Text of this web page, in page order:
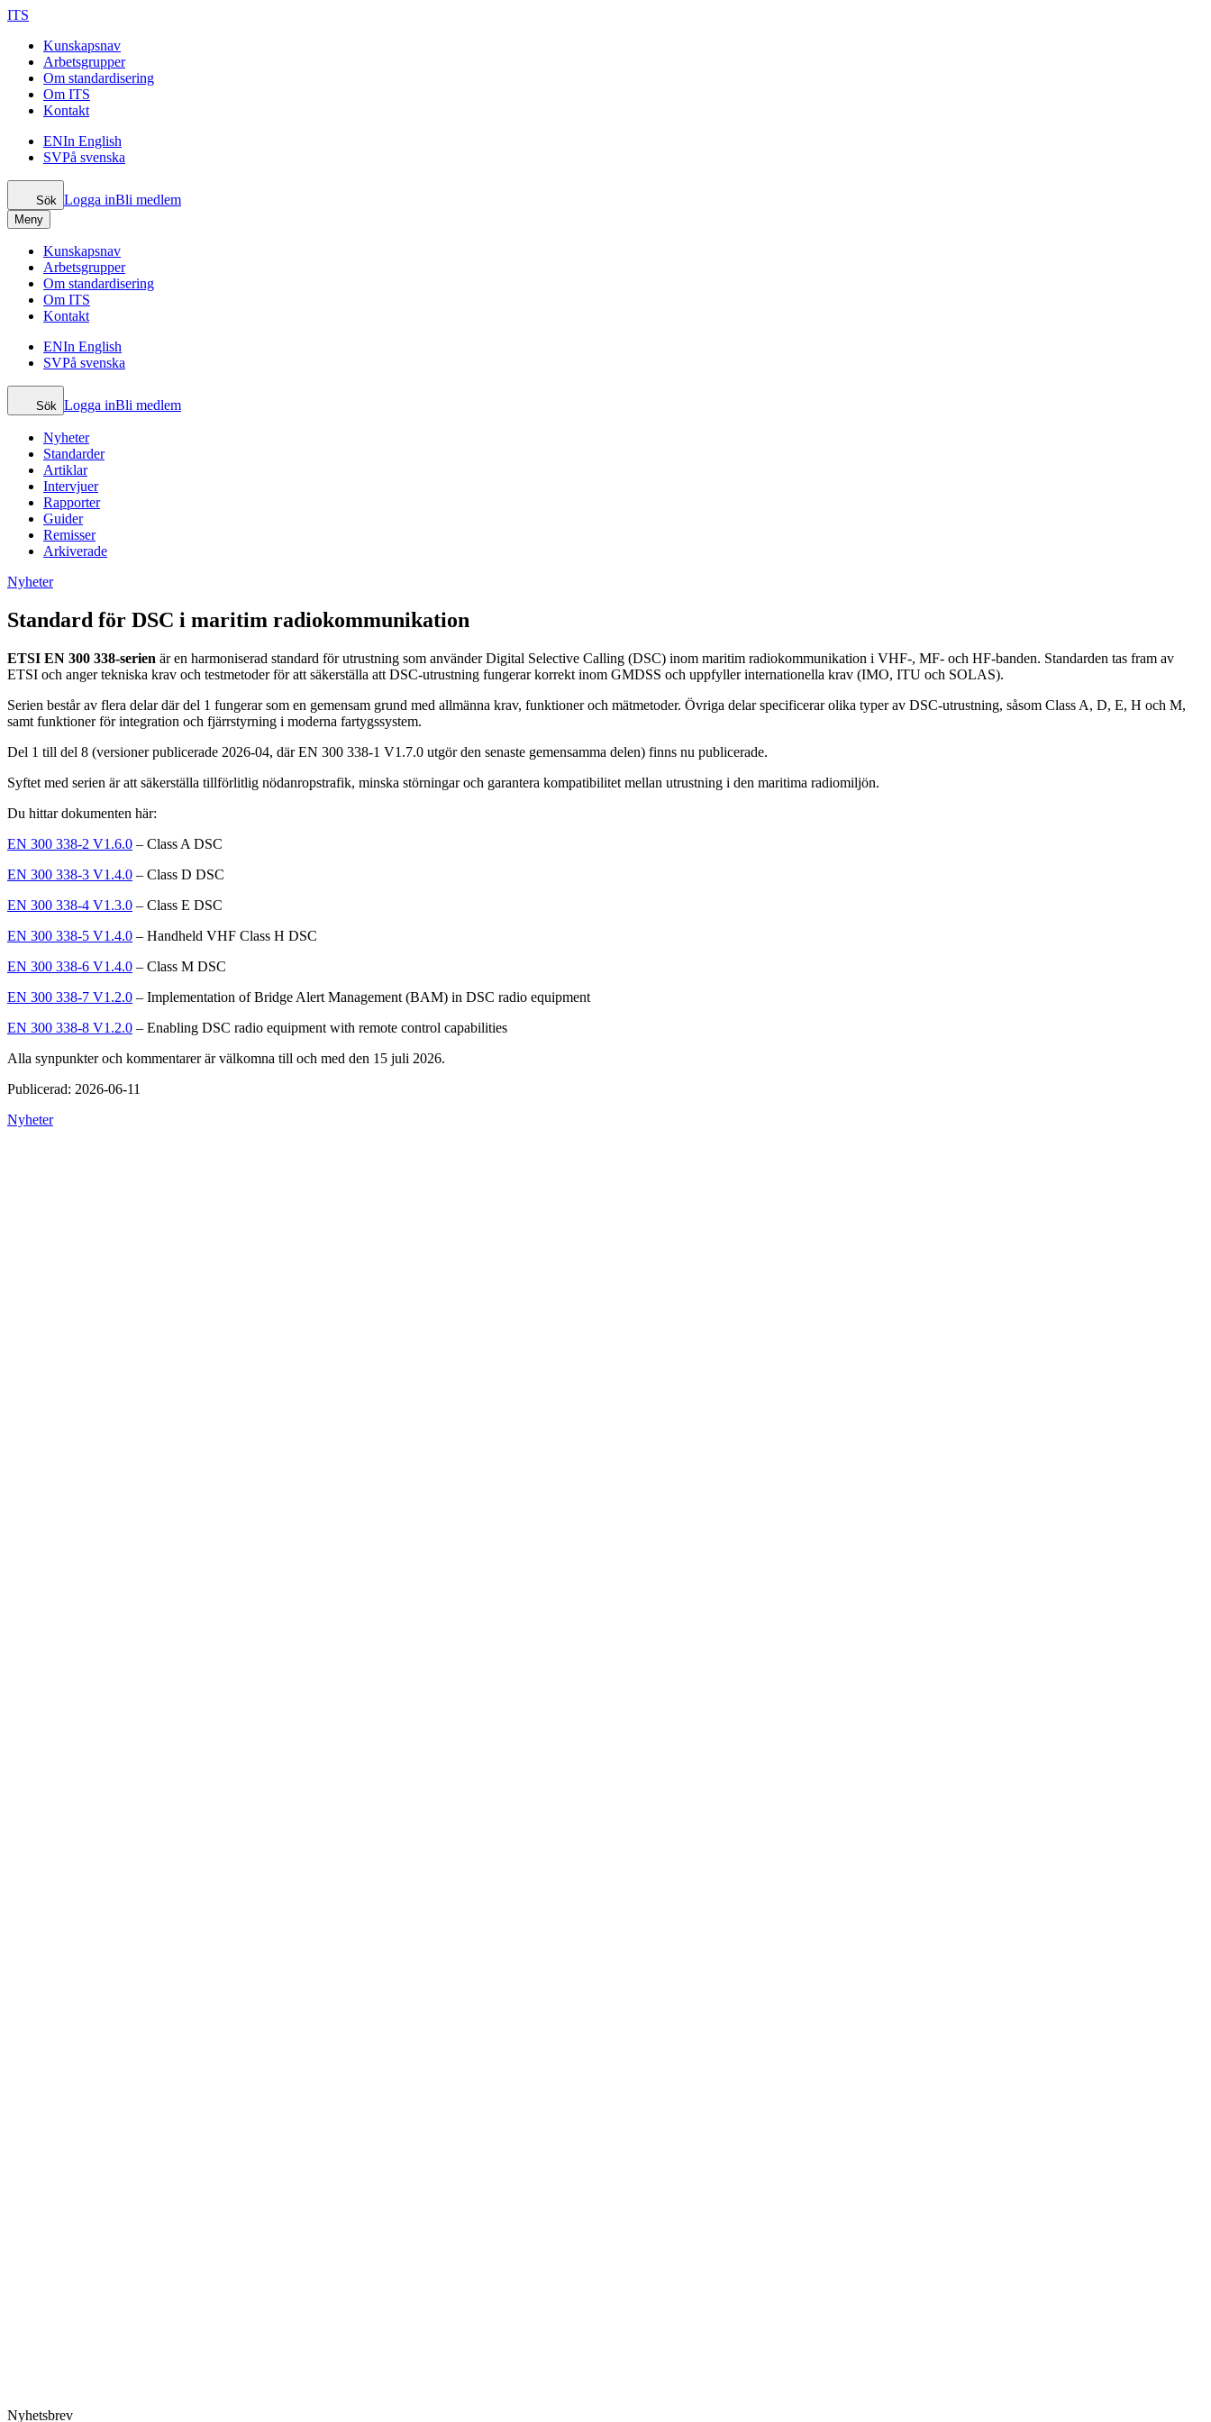
ITS
Kunskapsnav
Arbetsgrupper
Om standardisering
Om ITS
Kontakt
ENIn English
SVPå svenska
Sök Logga inBli medlem
Meny
Kunskapsnav
Arbetsgrupper
Om standardisering
Om ITS
Kontakt
ENIn English
SVPå svenska
Sök Logga inBli medlem
Nyheter
Standarder
Artiklar
Intervjuer
Rapporter
Guider
Remisser
Arkiverade
Nyheter
Standard för DSC i maritim radiokommunikation
ETSI EN 300 338‑serien är en harmoniserad standard för utrustning som använder Digital Selective Calling (DSC) inom maritim radiokommunikation i VHF‑, MF‑ och HF‑banden. Standarden tas fram av
ETSI och anger tekniska krav och testmetoder för att säkerställa att DSC‑utrustning fungerar korrekt inom GMDSS och uppfyller internationella krav (IMO, ITU och SOLAS).
Serien består av flera delar där del 1 fungerar som en gemensam grund med allmänna krav, funktioner och mätmetoder. Övriga delar specificerar olika typer av DSC‑utrustning, såsom Class A, D, E, H och M,
samt funktioner för integration och fjärrstyrning i moderna fartygssystem.
Del 1 till del 8 (versioner publicerade 2026‑04, där EN 300 338‑1 V1.7.0 utgör den senaste gemensamma delen) finns nu publicerade.
Syftet med serien är att säkerställa tillförlitlig nödanropstrafik, minska störningar och garantera kompatibilitet mellan utrustning i den maritima radiomiljön.
Du hittar dokumenten här:
EN 300 338‑2 V1.6.0 – Class A DSC
EN 300 338‑3 V1.4.0 – Class D DSC
EN 300 338‑4 V1.3.0 – Class E DSC
EN 300 338‑5 V1.4.0 – Handheld VHF Class H DSC
EN 300 338‑6 V1.4.0 – Class M DSC
EN 300 338‑7 V1.2.0 – Implementation of Bridge Alert Management (BAM) in DSC radio equipment
EN 300 338‑8 V1.2.0 – Enabling DSC radio equipment with remote control capabilities
Alla synpunkter och kommentarer är välkomna till och med den 15 juli 2026.
Publicerad: 2026-06-11
Nyheter
Nyhetsbrev